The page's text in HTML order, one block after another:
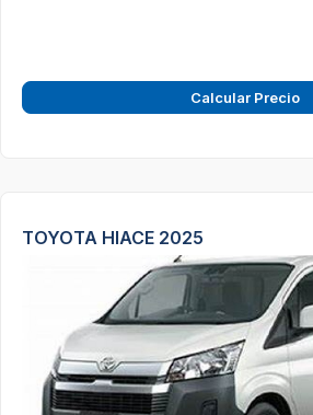
Calcular Precio
TOYOTA HIACE 2025